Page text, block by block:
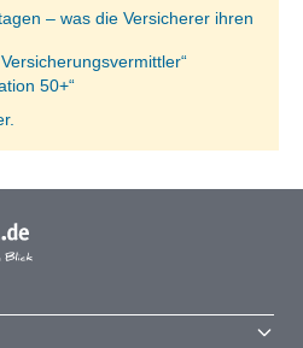
– was die Versicherer ihren
50+“